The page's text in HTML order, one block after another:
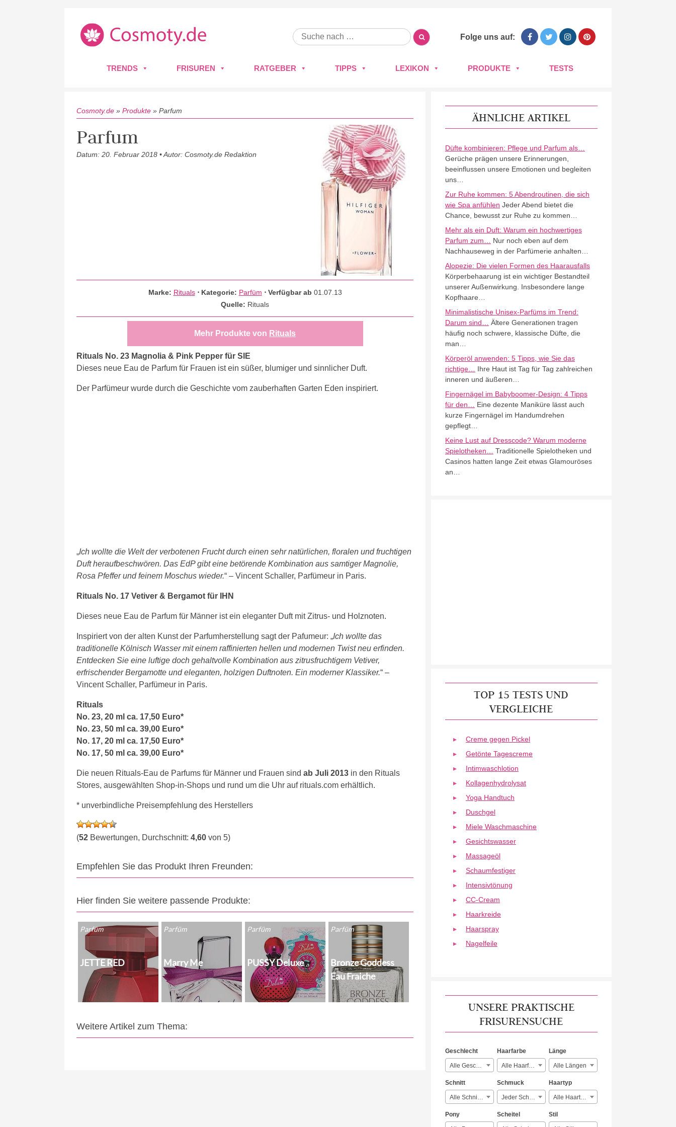
Folge uns auf:
TRENDS FRISUREN RATGEBER TIPPS LEXIKON PRODUKTE TESTS
Cosmoty.de » Produkte » Parfum
Parfum
Datum: 20. Februar 2018 • Autor: Cosmoty.de Redaktion
Marke: Rituals ⋅ Kategorie: Parfüm ⋅ Verfügbar ab 01.07.13
Quelle: Rituals
Mehr Produkte von Rituals
Rituals No. 23 Magnolia & Pink Pepper für SIE
Dieses neue Eau de Parfum für Frauen ist ein süßer, blumiger und sinnlicher Duft.
Der Parfümeur wurde durch die Geschichte vom zauberhaften Garten Eden inspiriert.
„Ich wollte die Welt der verbotenen Frucht durch einen sehr natürlichen, floralen und fruchtigen
Duft heraufbeschwören. Das EdP gibt eine betörende Kombination aus samtiger Magnolie,
Rosa Pfeffer und feinem Moschus wieder.“ – Vincent Schaller, Parfümeur in Paris.
Rituals No. 17 Vetiver & Bergamot für IHN
Dieses neue Eau de Parfum für Männer ist ein eleganter Duft mit Zitrus- und Holznoten.
Inspiriert von der alten Kunst der Parfumherstellung sagt der Pafumeur: „Ich wollte das
traditionelle Kölnisch Wasser mit einem raffinierten hellen und modernen Twist neu erfinden.
Entdecken Sie eine luftige doch gehaltvolle Kombination aus zitrusfruchtigem Vetiver,
erfrischender Bergamotte und eleganten, holzigen Duftnoten. Ein moderner Klassiker.“ –
Vincent Schaller, Parfümeur in Paris.
Rituals
No. 23, 20 ml ca. 17,50 Euro*
No. 23, 50 ml ca. 39,00 Euro*
No. 17, 20 ml ca. 17,50 Euro*
No. 17, 50 ml ca. 39,00 Euro*
Die neuen Rituals-Eau de Parfums für Männer und Frauen sind ab Juli 2013 in den Rituals
Stores, ausgewählten Shop-in-Shops und rund um die Uhr auf rituals.com erhältlich.
* unverbindliche Preisempfehlung des Herstellers
(52 Bewertungen, Durchschnitt: 4,60 von 5)
Empfehlen Sie das Produkt Ihren Freunden:
Hier finden Sie weitere passende Produkte:
Parfüm
JETTE RED
Parfüm
Marry Me
Parfüm
PUSSY Deluxe
Parfüm
Bronze Goddess
Eau Fraiche
Weitere Artikel zum Thema:
ÄHNLICHE ARTIKEL
Düfte kombinieren: Pflege und Parfum als…
Gerüche prägen unsere Erinnerungen,
beeinflussen unsere Emotionen und begleiten
uns…
Zur Ruhe kommen: 5 Abendroutinen, die sich
wie Spa anfühlen Jeder Abend bietet die
Chance, bewusst zur Ruhe zu kommen…
Mehr als ein Duft: Warum ein hochwertiges
Parfum zum…
Nur noch eben auf dem
Nachhauseweg in der Parfümerie anhalten…
Alopezie: Die vielen Formen des Haarausfalls
Körperbehaarung ist ein wichtiger Bestandteil
unserer Außenwirkung. Insbesondere lange
Kopfhaare…
Minimalistische Unisex-Parfüms im Trend:
Darum sind…
Ältere Generationen tragen
häufig noch schwere, klassische Düfte, die
man…
Körperöl anwenden: 5 Tipps, wie Sie das
richtige…
Ihre Haut ist Tag für Tag zahlreichen
inneren und äußeren…
Fingernägel im Babyboomer-Design: 4 Tipps
für den…
Eine dezente Maniküre lässt auch
kurze Fingernägel im Handumdrehen
gepflegt…
Keine Lust auf Dresscode? Warum moderne
Spielotheken…
Traditionelle Spielotheken und
Casinos hatten lange Zeit etwas Glamouröses
an…
TOP 15 TESTS UND
VERGLEICHE
Creme gegen Pickel
Getönte Tagescreme
Intimwaschlotion
Kollagenhydrolysat
Yoga Handtuch
Duschgel
Miele Waschmaschine
Gesichtswasser
Massageöl
Schaumfestiger
Intensivtönung
CC-Cream
Haarkreide
Haarspray
Nagelfeile
UNSERE PRAKTISCHE
FRISURENSUCHE
Geschlecht
Alle Geschlechter
Haarfarbe
Alle Haarfarben
Länge
Alle Längen
Schnitt
Alle Schnitte
Schmuck
Jeder Schmuck
Haartyp
Alle Haartypen
Pony Scheitel Stil